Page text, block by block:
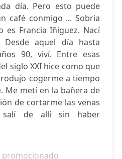
día. Pero esto puede
café conmigo ... Sobria
es Francia Iñiguez. Nací
aquel día hasta
90, viví. Entre esas
siglo XXI hice como que
cogerme a tiempo
Me metí en la bañera de
de cortarme las venas
salí de allí sin haber
promocionado